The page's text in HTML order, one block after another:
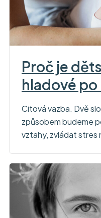
Proč je
hladové po
Citová vazba. Dvě
způsobem budeme
vztahy, zvládat stres